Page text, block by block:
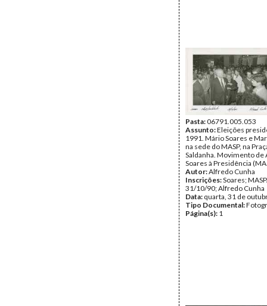
Pasta:06791.005.053
Assunto:Eleições
1991. Mário Soares e
na sede do MASP, na
Saldanha. Movimento de
Soares à Presidência
Autor:Alfredo Cunha
Inscrições:Soares;
31/10/90; Alfredo Cunha
Data: quarta, 31 de
Tipo Documental:
Página(s): 1